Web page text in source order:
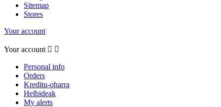
Sitemap
Stores
Your account
Your account  
Personal info
Orders
Kreditu-oharra
Helbideak
My alerts